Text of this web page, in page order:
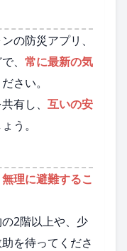
の防災アプリ、
、 常に最新の気
さい。
有し、 互いの安
う。
無理に避難するこ
2階以上や、少
を待ってくださ